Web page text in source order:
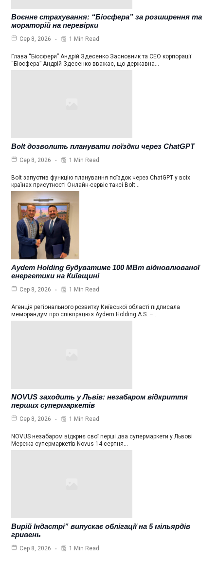
Воєнне страхування: “Біосфера” за розширення та
мораторій на перевірки
Сер 8, 2026 1 Min Read
Глава “Біосфери” Андрій Здесенко Засновник та СЕО корпорації
“Біосфера” Андрій Здесенко вважає, що державна…
Bolt дозволить планувати поїздки через ChatGPT
Сер 8, 2026 1 Min Read
Bolt запустив функцію планування поїздок через ChatGPT у всіх
країнах присутності Онлайн-сервіс таксі Bolt…
Aydem Holding будуватиме 100 МВт відновлюваної
енергетики на Київщині
Сер 8, 2026 1 Min Read
Агенція регіонального розвитку Київської області підписала
меморандум про співпрацю з Aydem Holding A.S. –…
NOVUS заходить у Львів: незабаром відкриття
перших супермаркетів
Сер 8, 2026 1 Min Read
NOVUS незабаром відкриє свої перші два супермаркети у Львові
Мережа супермаркетів Novus 14 серпня…
Вирій Індастрі” випускає облігації на 5 мільярдів
гривень
Сер 8, 2026 1 Min Read